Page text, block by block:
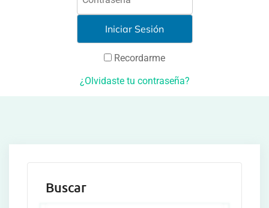
Recordarme
¿Olvidaste tu contraseña?
Buscar